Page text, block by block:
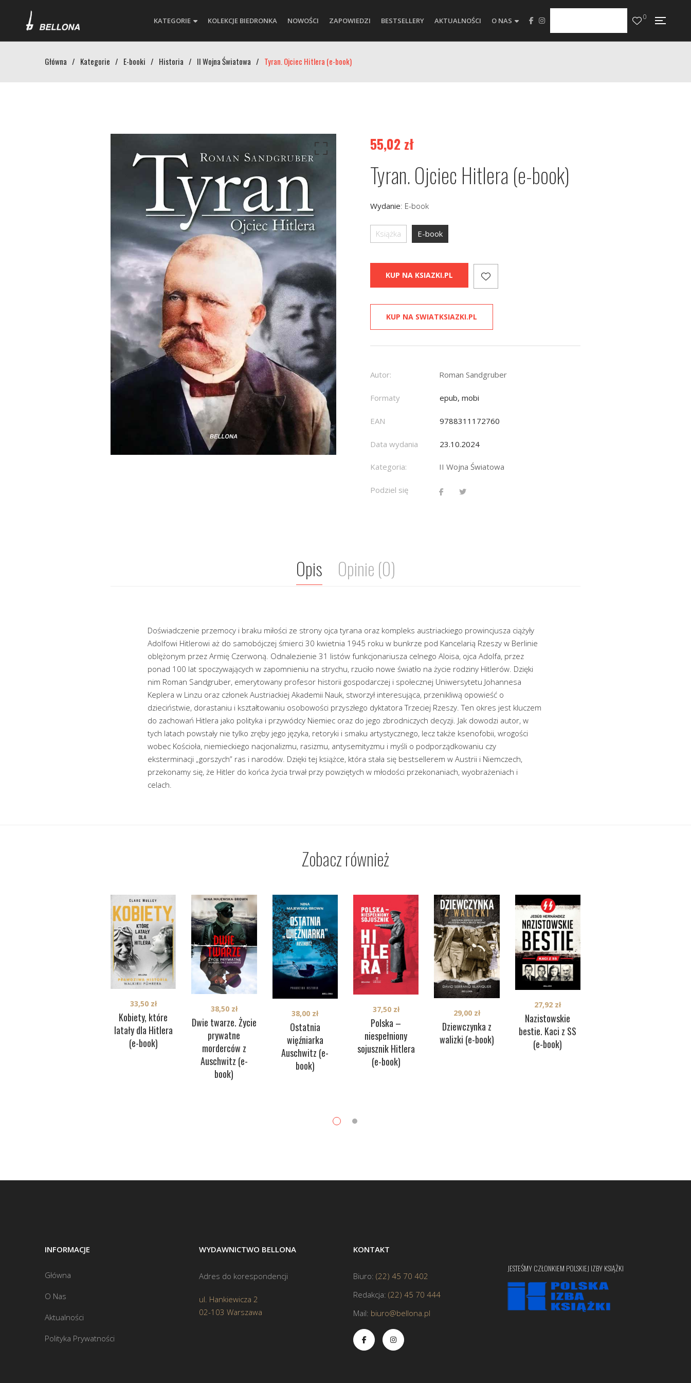
KATEGORIE KOLEKCJE BIEDRONKA NOWOŚCI ZAPOWIEDZI BESTSELLERY AKTUALNOŚCI O NAS 0
Główna / Kategorie / E-booki / Historia / II Wojna Światowa / Tyran. Ojciec Hitlera (e-book)
55,02 zł
Tyran. Ojciec Hitlera (e-book)
Wydanie: E-book
Książka E-book
KUP NA KSIAZKI.PL
KUP NA SWIATKSIAZKI.PL
Autor: Roman Sandgruber
Formaty epub, mobi
EAN 9788311172760
Data wydania 23.10.2024
Kategoria: II Wojna Światowa
Podziel się
Opis Opinie (0)
Doświadczenie przemocy i braku miłości ze strony ojca tyrana oraz kompleks austriackiego prowincjusza ciążyły
Adolfowi Hitlerowi aż do samobójczej śmierci 30 kwietnia 1945 roku w bunkrze pod Kancelarią Rzeszy w Berlinie
oblężonym przez Armię Czerwoną. Odnalezienie 31 listów funkcjonariusza celnego Aloisa, ojca Adolfa, przez
ponad 100 lat spoczywających w zapomnieniu na strychu, rzuciło nowe światło na życie rodziny Hitlerów. Dzięki
nim Roman Sandgruber, emerytowany profesor historii gospodarczej i społecznej Uniwersytetu Johannesa
Keplera w Linzu oraz członek Austriackiej Akademii Nauk, stworzył interesująca, przenikliwą opowieść o
dzieciństwie, dorastaniu i kształtowaniu osobowości przyszłego dyktatora Trzeciej Rzeszy. Ten okres jest kluczem
do zachowań Hitlera jako polityka i przywódcy Niemiec oraz do jego zbrodniczych decyzji. Jak dowodzi autor, w
tych latach powstały nie tylko zręby jego języka, retoryki i smaku artystycznego, lecz także ksenofobii, wrogości
wobec Kościoła, niemieckiego nacjonalizmu, rasizmu, antysemityzmu i myśli o podporządkowaniu czy
eksterminacji „gorszych” ras i narodów. Dzięki tej książce, która stała się bestsellerem w Austrii i Niemczech,
przekonamy się, że Hitler do końca życia trwał przy powziętych w młodości przekonaniach, wyobrażeniach i
celach.
Zobacz również
Kobiety, które
latały dla Hitlera
(e-book)
33,50 zł
Dwie twarze. Życie
prywatne
morderców z
Auschwitz (e-
book)
38,50 zł
Ostatnia
więźniarka
Auschwitz (e-
book)
38,00 zł
Polska –
niespełniony
sojusznik Hitlera
(e-book)
37,50 zł
Dziewczynka z
walizki (e-book)
29,00 zł
Nazistowskie
bestie. Kaci z SS
(e-book)
27,92 zł
INFORMACJE
Główna
O Nas
Aktualności
Polityka Prywatności
WYDAWNICTWO BELLONA
Adres do korespondencji
ul. Hankiewicza 2
02-103 Warszawa
KONTAKT
Biuro: (22) 45 70 402
Redakcja: (22) 45 70 444
Mail: biuro@bellona.pl
JESTEŚMY CZŁONKIEM POLSKIEJ IZBY KSIĄŻKI